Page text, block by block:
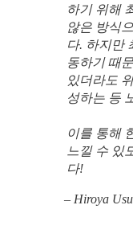
하기 위해
않은 방식
다. 하지만
동하기 때
있더라도
성하는 등
이를 통해
느낄 수 있
다!
– Hiroya